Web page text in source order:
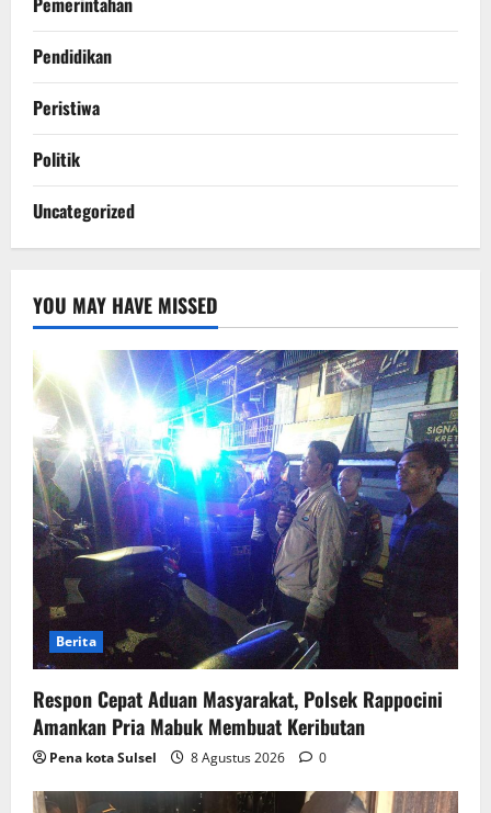
Pendidikan
Peristiwa
Politik
Uncategorized
YOU MAY HAVE MISSED
Berita
Respon Cepat Aduan Masyarakat, Polsek Rappocini
Amankan Pria Mabuk Membuat Keributan
Pena kota Sulsel 8 Agustus 2026 0